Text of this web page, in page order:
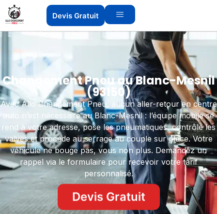
Devis Gratuit
Changement Pneu au Blanc-Mesnil
(93150)
Avec Allo Changement Pneu, aucun aller-retour en centre
auto n’est nécessaire au Blanc-Mesnil : l’équipe mobile se
rend à votre adresse, pose les pneumatiques, contrôle les
valves et procède au serrage au couple sur place. Votre
véhicule ne bouge pas, vous non plus. Demandez un
rappel via le formulaire pour recevoir votre tarif
personnalisé.
Devis Gratuit